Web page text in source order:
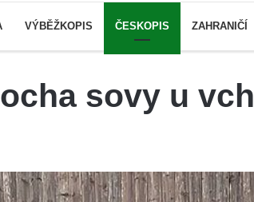
VÝBĚŽKOPIS ČESKOPIS ZAHRANIČÍ
sovy u